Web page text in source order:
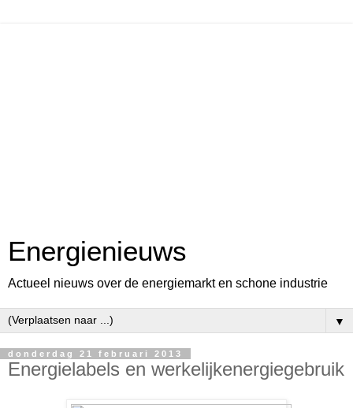
Energienieuws
Actueel nieuws over de energiemarkt en schone industrie
▼
donderdag 21 februari 2013
Energielabels en werkelijkenergiegebruik